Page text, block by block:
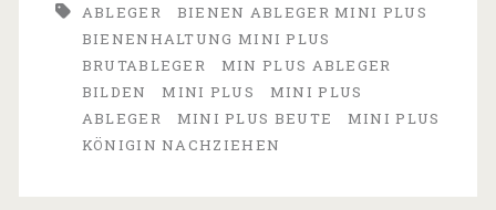
von
Volk
1
gebildet
ABLEGER
BIENEN ABLEGER MINI PLUS
BIENENHALTUNG MINI PLUS
BRUTABLEGER
MIN PLUS ABLEGER
BILDEN
MINI PLUS
MINI PLUS
ABLEGER
MINI PLUS BEUTE
MINI PLUS
KÖNIGIN NACHZIEHEN